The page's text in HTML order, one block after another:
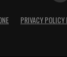
PRIVACY